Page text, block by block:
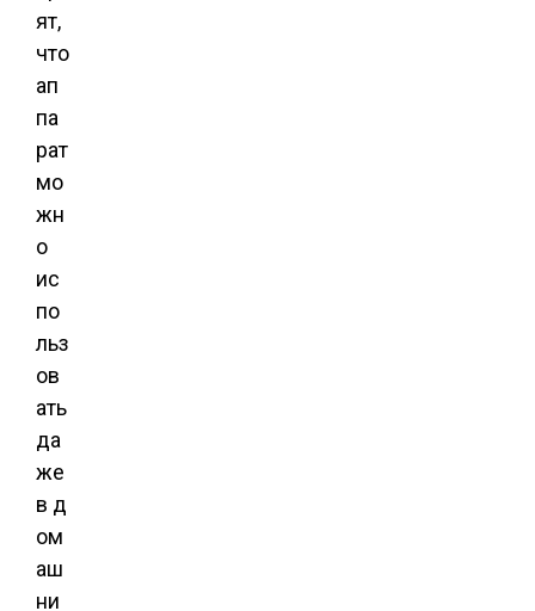
ят,
что
ап
па
рат
мо
жн
о
ис
по
льз
ов
ать
да
же
в д
ом
аш
ни